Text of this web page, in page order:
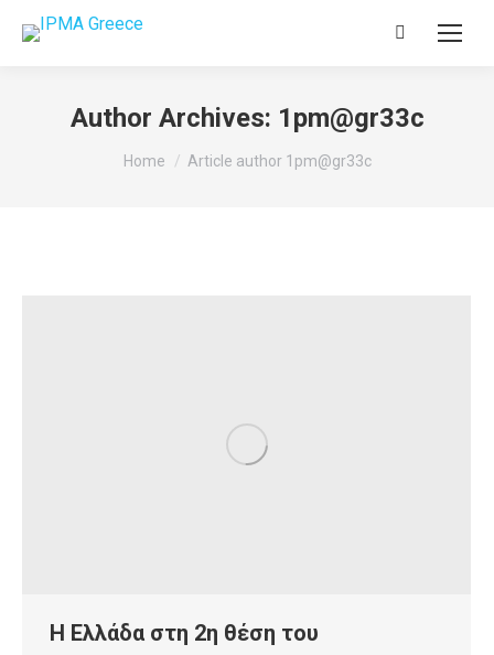
Search:
Author Archives: 1pm@gr33c
You are here:
Home Article author 1pm@gr33c
Η Ελλάδα στη 2η θέση του